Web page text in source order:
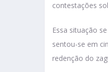
contestações
Essa situação
sentou-se em
redenção do